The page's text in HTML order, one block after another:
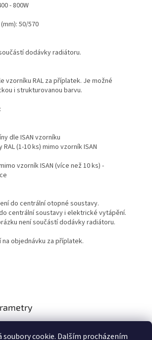
soubory cookie. Dalším procházením
- 800W
50/570
dodávky radiátoru.
vzorníku RAL za příplatek. Je možné
i strukturovanou barvu.
dle ISAN vzorníku
(1-10 ks) mimo vzorník ISAN
vzorník ISAN (více než 10 ks) -
do centrální otopné soustavy.
centrální soustavy i elektrické vytápění.
není součástí dodávky radiátoru.
objednávku za příplatek.